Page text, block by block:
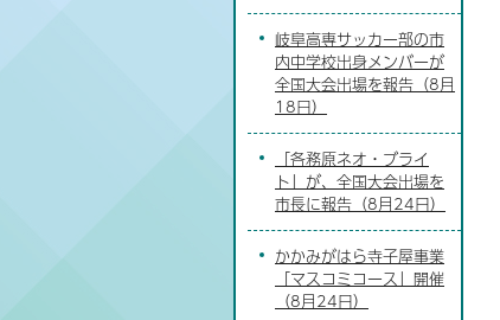
岐阜高専サッカー部の市
内中学校出身メンバーが
全国大会出場を報告（8月
18日）
「各務原ネオ・ブライ
ト」が、全国大会出場を
市長に報告（8月24日）
かかみがはら寺子屋事業
「マスコミコース」開催
（8月24日）